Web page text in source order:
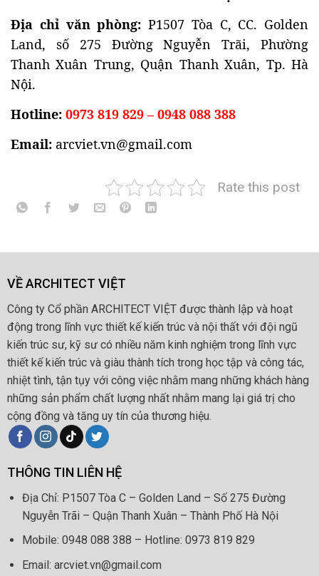
Địa chỉ văn phòng: P1507 Tòa C, CC. Golden
Land, số 275 Đường Nguyễn Trãi, Phường
Thanh Xuân Trung, Quận Thanh Xuân, Tp. Hà
Nội.
Hotline: 0973 819 829 – 0948 088 388
Email: arcviet.vn@gmail.com
Rate this post
VỀ ARCHITECT VIỆT
Công ty Cổ phần ARCHITECT VIỆT được thành lập và hoạt
động trong lĩnh vực thiết kế kiến trúc và nội thất với đội ngũ
kiến trúc sư, kỹ sư có nhiều năm kinh nghiệm trong lĩnh vực
thiết kế kiến trúc và giàu thành tích trong học tập và công tác,
nhiệt tình, tận tụy với công việc nhằm mang những khách hàng
những sản phẩm chất lượng nhất nhằm mang lại giá trị cho
cộng đồng và tăng uy tín của thương hiệu.
THÔNG TIN LIÊN HỆ
Địa Chỉ: P1507 Tòa C – Golden Land – Số 275 Đường
Nguyễn Trãi – Quận Thanh Xuân – Thành Phố Hà Nội
Mobile: 0948 088 388 – Hotline: 0973 819 829
Email: arcviet.vn@gmail.com